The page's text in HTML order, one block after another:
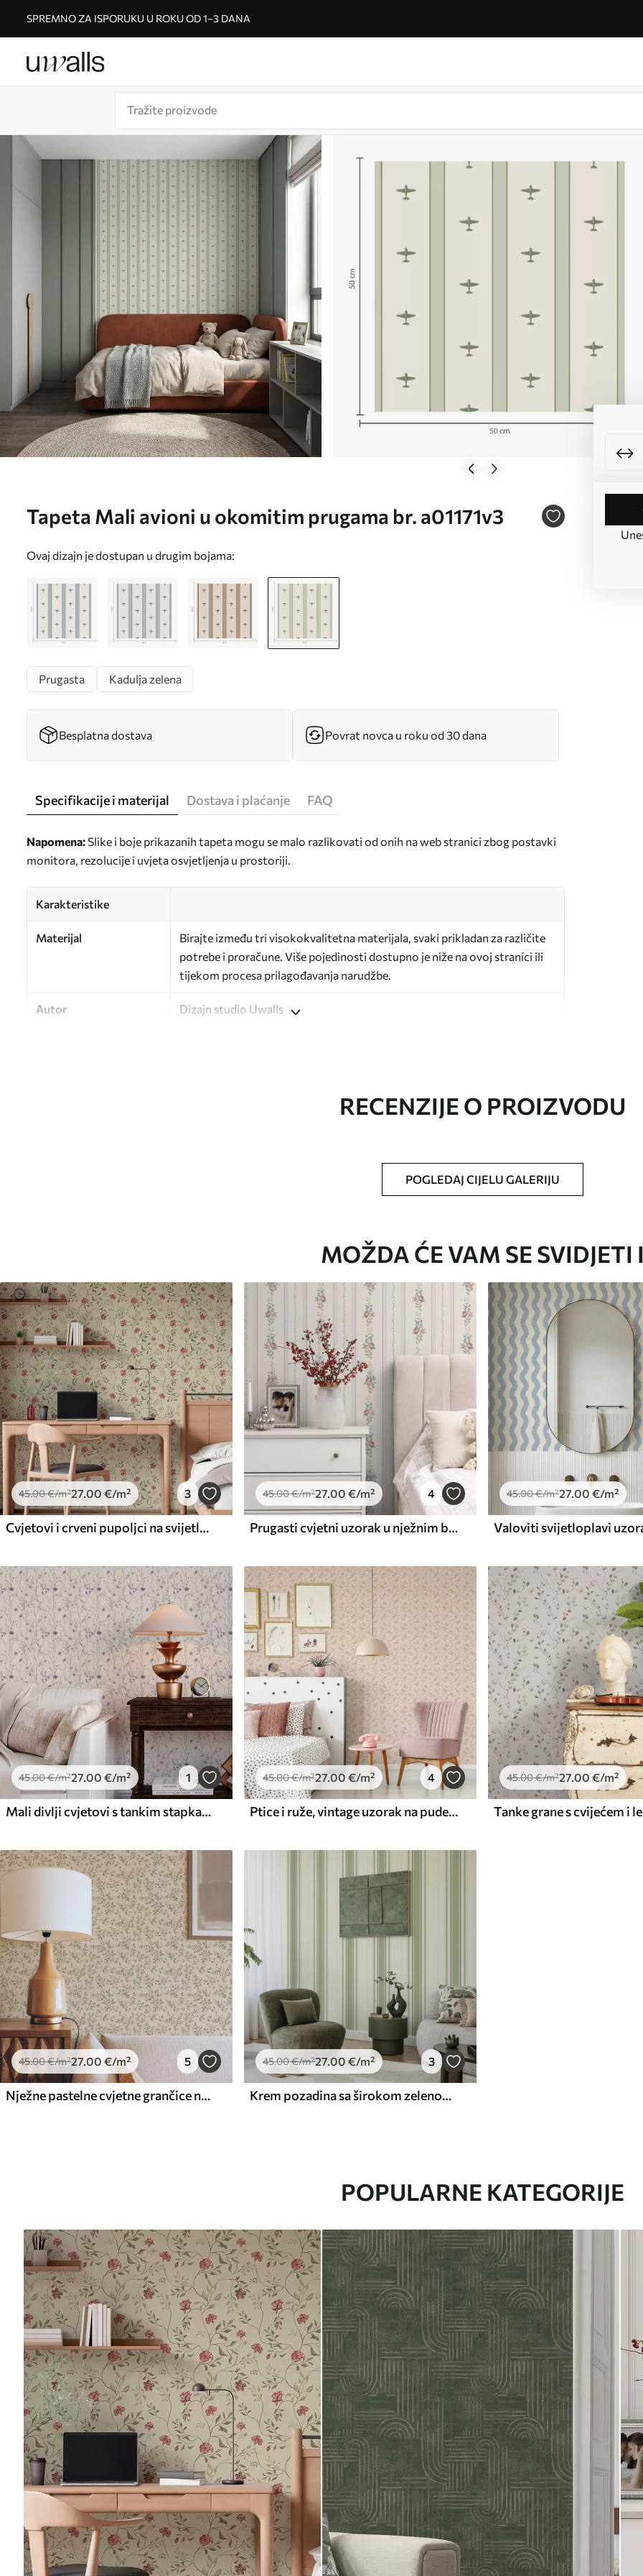
SPREMNO ZA ISPORUKU U ROKU OD 1–3 DANA
Tapeta Mali avioni u okomitim prugama br. a01171v3
Ovaj dizajn je dostupan u drugim bojama:
Prugasta Kadulja zelena
Besplatna dostava Povrat novca u roku od 30 dana
Specifikacije i materijal Dostava i plaćanje FAQ
Napomena: Slike i boje prikazanih tapeta mogu se malo razlikovati od onih na web stranici zbog postavki
monitora, rezolucije i uvjeta osvjetljenja u prostoriji.
Karakteristike
Materijal
Birajte između tri visokokvalitetna materijala, svaki prikladan za različite
potrebe i proračune. Više pojedinosti dostupno je niže na ovoj stranici ili
tijekom procesa prilagođavanja narudžbe.
Autor Dizajn studio Uwalls
Slika se ispisuje u veličini koju ste odredili, izrezana na identične trake
Možete dodati premaz od laka i/ili ljepilo za tapete.
Tapete se mogu nježno čistiti mekom spužvom. Lakirane tapete mogu se
Dostupni materijali
Standard
45.0027.00 €/m²
Premium
56.67 34 € /m²
Premium vinil
66 .67 40.00 € /m²
RECENZIJE O PROIZVODU
POGLEDAJ CIJELU GALERIJU
MOŽDA ĆE VAM SE SVIDJETI
45.00€/m²27.00 €/m² 3
Cvjetovi i crveni pupoljci na svijetloj pozadini
45.00€/m²27.00 €/m² 4
Prugasti cvjetni uzorak u nježnim bojama
45.00€/m²27.00 €/m²
45.00€/m²27.00 €/m² 1
Mali divlji cvjetovi s tankim stapkama
45.00€/m²27.00 €/m² 4
Ptice i ruže, vintage uzorak na puderasto ružičastoj boji
45.00€/m²27.00 €/m²
45.00€/m²27.00 €/m² 5
Nježne pastelne cvjetne grančice na bež pozadini
45.00€/m²27.00 €/m² 3
Krem pozadina sa širokom zelenom središnjom prugom
POPULARNE KATEGORIJE